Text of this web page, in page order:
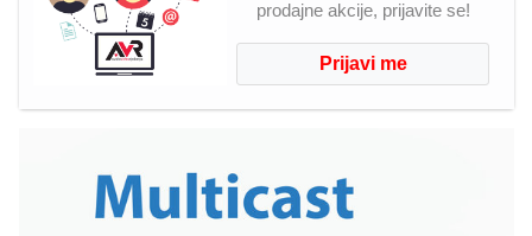
prodajne akcije, prijavite se!
Prijavi me